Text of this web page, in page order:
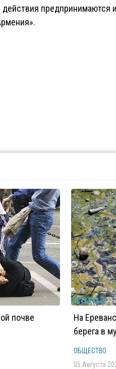
предпринимаются
почве
На
берега в
ОБЩЕСТВО
05 Августа